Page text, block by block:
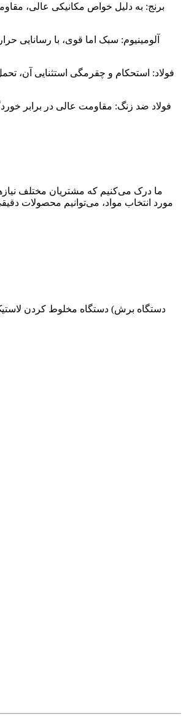
برنج: به دلیل خواص مکانیکی عالی،
آلومینیوم: سبک اما قوی، با
فولاد: استحکام و چقرمگی استثنایی آن،
فولاد ضد زنگ: مقاومت عالی در برابر
ما درک می‌کنیم که مشتریان مختلف
مورد انتخاب مواد، می‌توانیم محصولات